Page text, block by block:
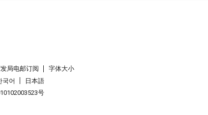
局电邮订阅
字体大小
국어
日本語
号